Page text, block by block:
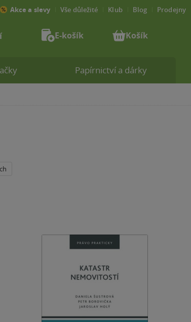
Papírnictví a dárky
Akce a slevy Vše důležité Klub Blog Prodejny
E-košík Košík